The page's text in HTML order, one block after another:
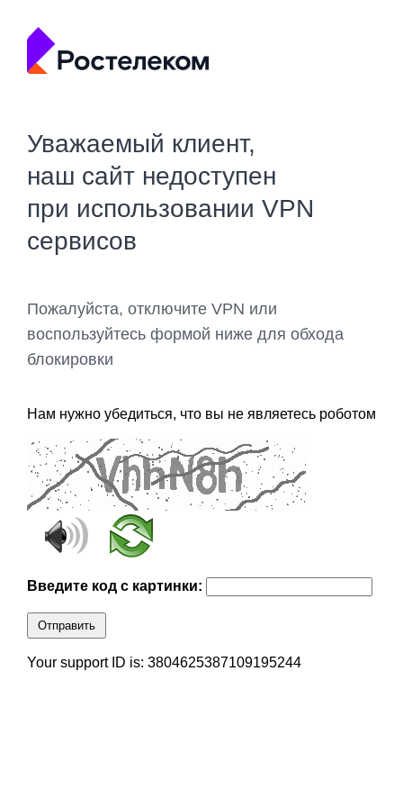
Уважаемый клиент,
наш сайт недоступен
при использовании VPN
сервисов
Пожалуйста, отключите VPN или
воспользуйтесь формой ниже для обхода
блокировки
Нам нужно убедиться, что вы не являетесь роботом
Введите код с картинки:
Отправить
Your support ID is: 3804625387109195244